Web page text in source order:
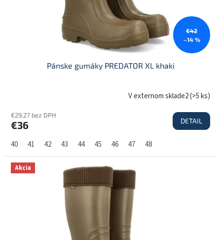
€42
–14 %
Pánske gumáky PREDATOR XL khaki
V externom sklade2(>5 ks)
€29,27 bez DPH
€36 DETAIL
40 41 42 43 44 45 46 47 48
Akcia